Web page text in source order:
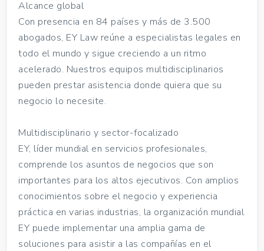
Alcance global
Con presencia en 84 países y más de 3.500
abogados, EY Law reúne a especialistas legales en
todo el mundo y sigue creciendo a un ritmo
acelerado. Nuestros equipos multidisciplinarios
pueden prestar asistencia donde quiera que su
negocio lo necesite.
Multidisciplinario y sector-focalizado
EY, líder mundial en servicios profesionales,
comprende los asuntos de negocios que son
importantes para los altos ejecutivos. Con amplios
conocimientos sobre el negocio y experiencia
práctica en varias industrias, la organización mundial
EY puede implementar una amplia gama de
soluciones para asistir a las compañías en el